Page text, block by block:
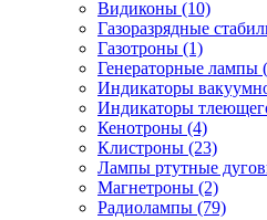
Видиконы (10)
Газоразрядные
Газотроны (1)
Генераторные лампы
Индикаторы
Индикаторы
Кенотроны (4)
Клистроны (23)
Лампы ртутные
Магнетроны (2)
Радиолампы (79)